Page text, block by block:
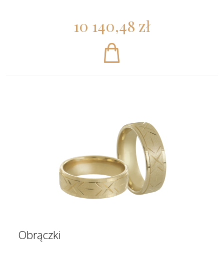
10 140,48 zł
Obrączki